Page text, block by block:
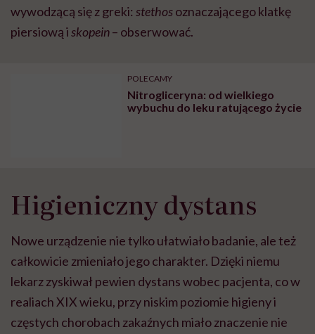
wywodzącą się z greki: stethosoznaczającego klatkę
piersiową iskopein– obserwować.
POLECAMY
Nitrogliceryna: od wielkiego
wybuchu do leku ratującego życie
Higieniczny dystans
Nowe urządzenie nie tylko ułatwiało badanie, ale też
całkowicie zmieniało jego charakter. Dzięki niemu
lekarz zyskiwał pewien dystans wobec pacjenta, co w
realiach XIX wieku, przy niskim poziomie higieny i
częstych chorobach zakaźnych miało znaczenie nie